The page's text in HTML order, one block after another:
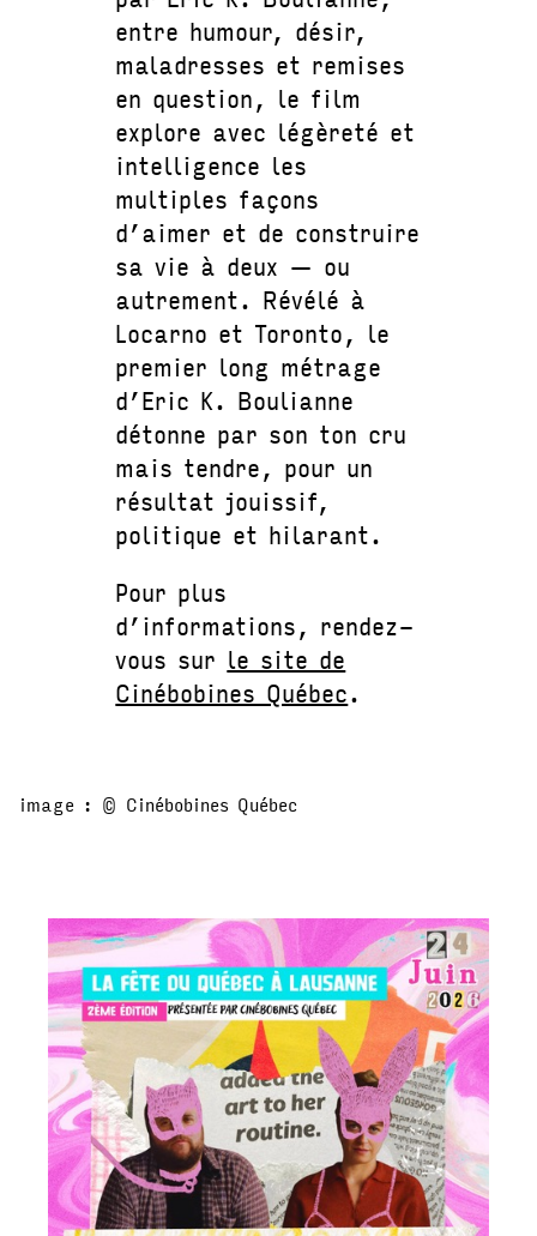
entre humour, désir,
maladresses et remises
en question, le film
explore avec légèreté et
intelligence les
multiples façons
d’aimer et de construire
sa vie à deux — ou
autrement. Révélé à
Locarno et Toronto, le
premier long métrage
d’Eric K. Boulianne
détonne par son ton cru
mais tendre, pour un
résultat jouissif,
politique et hilarant.
Pour plus
d’informations, rendez-
vous sur le site de
Cinébobines Québec.
image : © Cinébobines Québec